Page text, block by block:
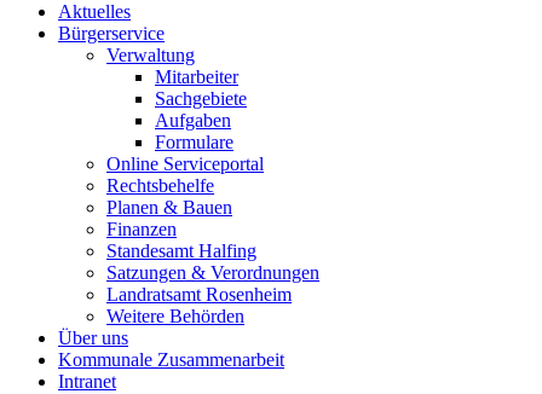
Aktuelles
Bürgerservice
Verwaltung
Mitarbeiter
Sachgebiete
Aufgaben
Formulare
Online Serviceportal
Rechtsbehelfe
Planen & Bauen
Finanzen
Standesamt Halfing
Satzungen & Verordnungen
Landratsamt Rosenheim
Weitere Behörden
Über uns
Kommunale Zusammenarbeit
Intranet